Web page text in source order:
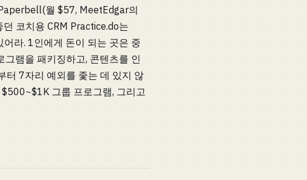
월 $57, MeetEdgar의
코치용 CRM Practice.do는
라. 1인에게 돈이 되는 곳은 중
램을 패키징하고, 콘텐츠를 인
터 7자리 예외를 좇는 데 있지 않
그룹 프로그램, 그리고